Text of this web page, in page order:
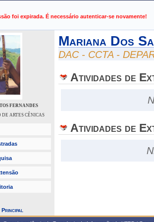
foi expirada. É necessário autenticar-se novamente!
FERNANDES
DE ARTES CÊNICAS
Mariana Dos
DAC - CCTA -
Atividades de
Atividades de